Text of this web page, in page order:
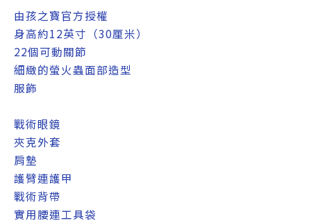
由孩之寶官方授權
身高約12英寸（30厘米）
22個可動關節
細緻的螢火蟲面部造型
服飾
戰術眼鏡
夾克外套
肩墊
護臂連護甲
戰術背帶
實用腰連工具袋